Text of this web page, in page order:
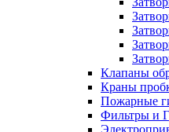
Клапаны
Краны
Пожарные
Фильтры и